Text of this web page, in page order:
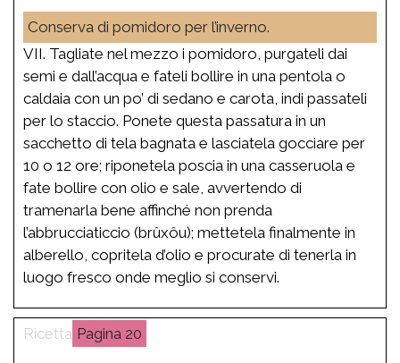
Conserva di pomidoro per l’inverno.
VII. Tagliate nel mezzo i pomidoro, purgateli dai
semi e dall’acqua e fateli bollire in una pentola o
caldaia con un po’ di sedano e carota, indi passateli
per lo staccio. Ponete questa passatura in un
sacchetto di tela bagnata e lasciatela gocciare per
10 o 12 ore; riponetela poscia in una casseruola e
fate bollire con olio e sale, avvertendo di
tramenarla bene affinché non prenda
l’abbrucciaticcio (brûxôu); mettetela finalmente in
alberello, copritela d’olio e procurate di tenerla in
luogo fresco onde meglio si conservi.
20